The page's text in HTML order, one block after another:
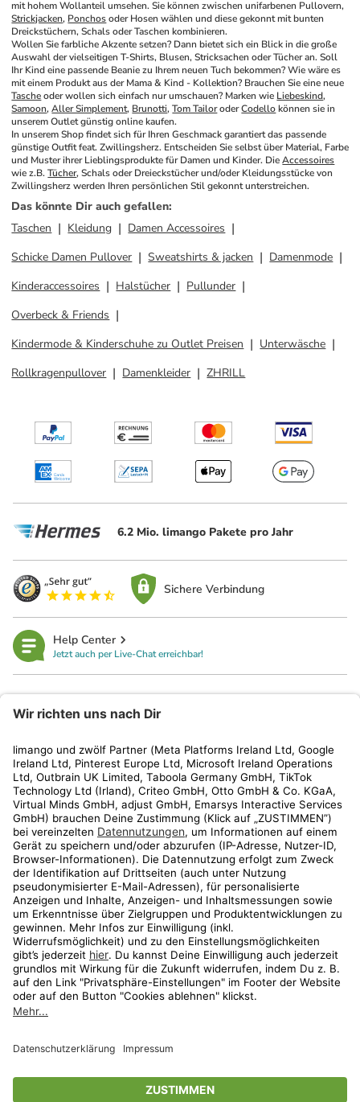
Strickjacken, Ponchos oder Hosen wählen und diese gekonnt mit bunten
Dreickstüchern, Schals oder Taschen kombinieren.
Wollen Sie farbliche Akzente setzen? Dann bietet sich ein Blick in die große
Auswahl der vielseitigen T-Shirts, Blusen, Stricksachen oder Tücher an. Soll
Ihr Kind eine passende Beanie zu Ihrem neuen Tuch bekommen? Wie wäre es
Tasche oder wollen sich einfach nur umschauen? Marken wie Liebeskind
Samoon, Aller Simplement, Brunotti, Tom Tailor oder Codello können sie in
unserem Outlet günstig online kaufen.
In unserem Shop findet sich für Ihren Geschmack garantiert das passende
günstige Outfit feat. Zwillingsherz. Entscheiden Sie selbst über Material, Farbe
und Muster ihrer Lieblingsprodukte für Damen und Kinder. Die Accessoires
wie z.B. Tücher, Schals oder Dreieckstücher und/oder Kleidungsstücke von
Zwillingsherz werden Ihren persönlichen Stil gekonnt unterstreichen.
Das könnte Dir auch gefallen:
Taschen
Kleidung
Damen Accessoires
Schicke Damen Pullover
Sweatshirts & jacken
Damenmode
Kinderaccessoires
Halstücher
Pullunder
Overbeck & Friends
Kindermode & Kinderschuhe zu Outlet Preisen
Unterwäsche
Rollkragenpullover
Damenkleider ZHRILL
6.2 Mio. limango Pakete pro Jahr
Sichere Verbindung
Help Center
Jetzt auch per Live-Chat erreichbar!
Kundenservice
Shop
Aktionen
Travel